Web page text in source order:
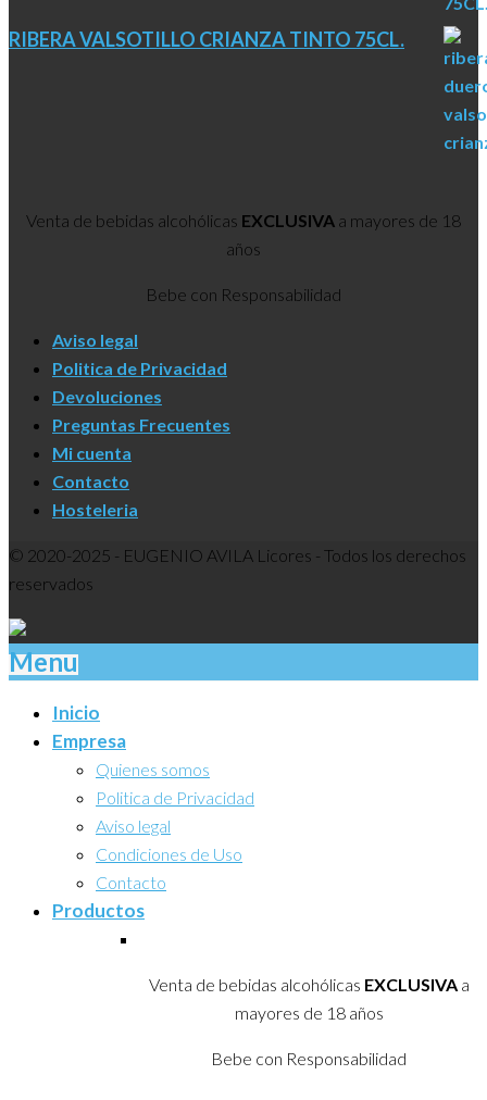
RIBERA VALSOTILLO CRIANZA TINTO 75CL.
Venta de bebidas alcohólicas EXCLUSIVA a mayores de 18
años
Bebe con Responsabilidad
Aviso legal
Politica de Privacidad
Devoluciones
Preguntas Frecuentes
Mi cuenta
Contacto
Hosteleria
© 2020-2025 - EUGENIO AVILA Licores - Todos los derechos
reservados
Menu
Inicio
Empresa
Quienes somos
Politica de Privacidad
Aviso legal
Condiciones de Uso
Contacto
Productos
Venta de bebidas alcohólicas EXCLUSIVAa
mayores de 18 años
Bebe con Responsabilidad